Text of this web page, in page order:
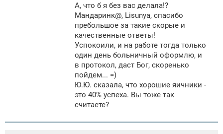
б
щ
н
и
А, что б я без вас делала!?
Мандаринк@, Lisunya, спасибо
пребольшое за такие скорые и
качественные ответы!
Успокоили, и на работе тогда только
один день больничный оформлю, и
в протокол, даст Бог, скоренько
пойдем... =)
Ю.Ю. сказала, что хорошие яичники -
это 40% успеха. Вы тоже так
считаете?